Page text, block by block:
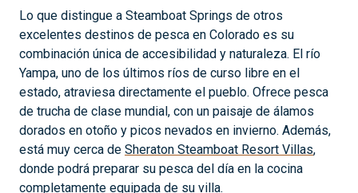
Lo que distingue a Steamboat Springs de otros
excelentes destinos de pesca en Colorado es su
combinación única de accesibilidad y naturaleza. El río
Yampa, uno de los últimos ríos de curso libre en el
estado, atraviesa directamente el pueblo. Ofrece pesca
de trucha de clase mundial, con un paisaje de álamos
dorados en otoño y picos nevados en invierno. Además,
está muy cerca de Sheraton Steamboat Resort Villas,
donde podrá preparar su pesca del día en la cocina
completamente equipada de su villa.